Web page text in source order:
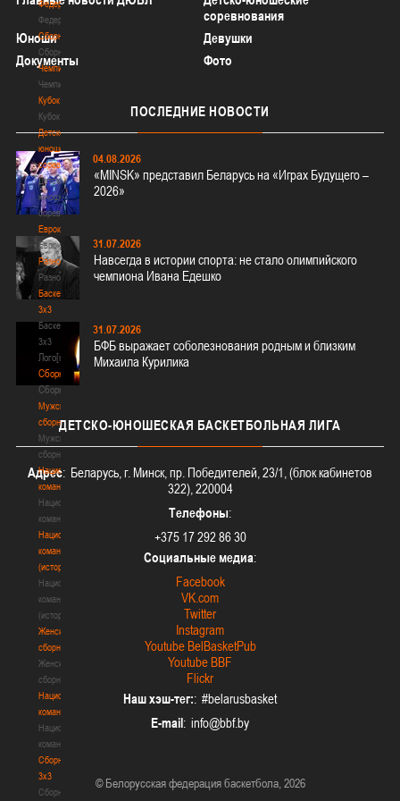
Федерация
Федерация
Сборные
Сборные
Чемпионат
Чемпионат
Кубок
Кубок
Детско-
юношеские
соревнования
Детско-
юношеские
соревнования
Еврокубки
Еврокубки
Разное
Разное
Баскетбол
3х3
Баскетбол
3х3
Лого[modid=121]
Сборные
Сборные
Мужские
сборные
Мужские
сборные
Национальная
команда
Национальная
команда
Национальная
команда
(история)
Национальная
команда
(история)
Женские
сборные
Женские
сборные
Национальная
команда
Национальная
команда
Сборные
3х3
Сборные
соревнования
Юноши
Девушки
Документы
Фото
ПОСЛЕДНИЕ НОВОСТИ
04.08.2026
«MINSK» представил Беларусь на «Играх Будущего –
2026»
31.07.2026
Навсегда в истории спорта: не стало олимпийского
чемпиона Ивана Едешко
31.07.2026
БФБ выражает соболезнования родным и близким
Михаила Курилика
ДЕТСКО-ЮНОШЕСКАЯ БАСКЕТБОЛЬНАЯ ЛИГА
Адрес: Беларусь, г. Минск, пр. Победителей, 23/1, (блок кабинетов
322), 220004
Телефоны:
+375 17 292 86 30
Социальные медиа:
Facebook
VK.com
Twitter
Instagram
Youtube BelBasketPub
Youtube BBF
Flickr
Наш хэш-тег:: #belarusbasket
E-mail:
© Белорусская федерация баскетбола, 2026